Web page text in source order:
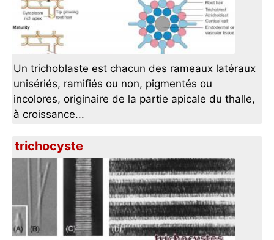
Un trichoblaste est chacun des rameaux latéraux
unisériés, ramifiés ou non, pigmentés ou
incolores, originaire de la partie apicale du thalle,
à croissance...
trichocyste